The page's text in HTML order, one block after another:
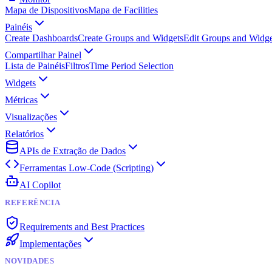
Mapa de DispositivosMapa de Facilities
Painéis
Create DashboardsCreate Groups and WidgetsEdit Groups and
Compartilhar Painel
Lista de PainéisFiltrosTime Period Selection
Widgets
Métricas
Visualizações
Relatórios
APIs de Extração de Dados
Ferramentas Low-Code (Scripting)
AI Copilot
REFERÊNCIA
Requirements and Best Practices
Implementações
NOVIDADES